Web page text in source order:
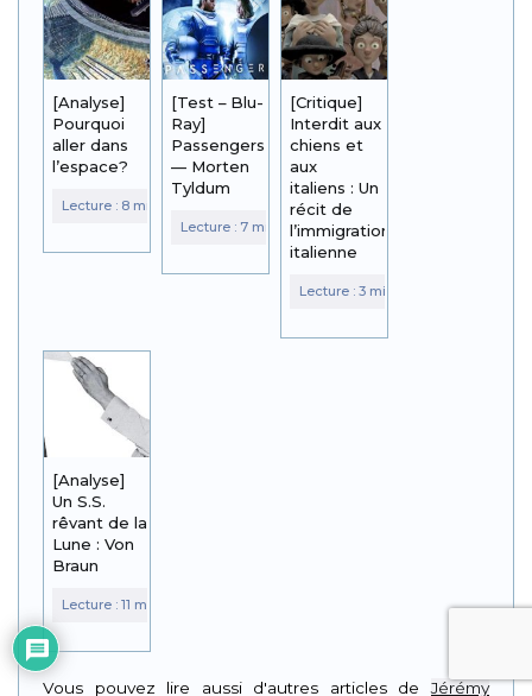
[Analyse]
Pourquoi
aller dans
l’espace?
[Test – Blu-
Ray]
Passengers
— Morten
Tyldum
[Critique]
Interdit aux
chiens et
aux
italiens : Un
récit de
l’immigration
italienne
[Analyse]
Un S.S.
rêvant de la
Lune : Von
Braun
Vous pouvez lire aussi d'autres articles deJérémy